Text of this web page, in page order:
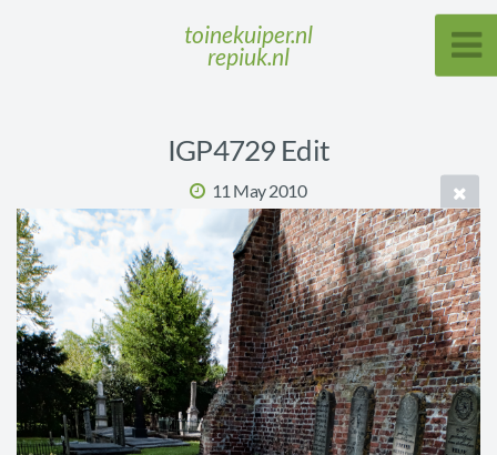
toinekuiper.nl
repiuk.nl
IGP4729 Edit
11 May 2010